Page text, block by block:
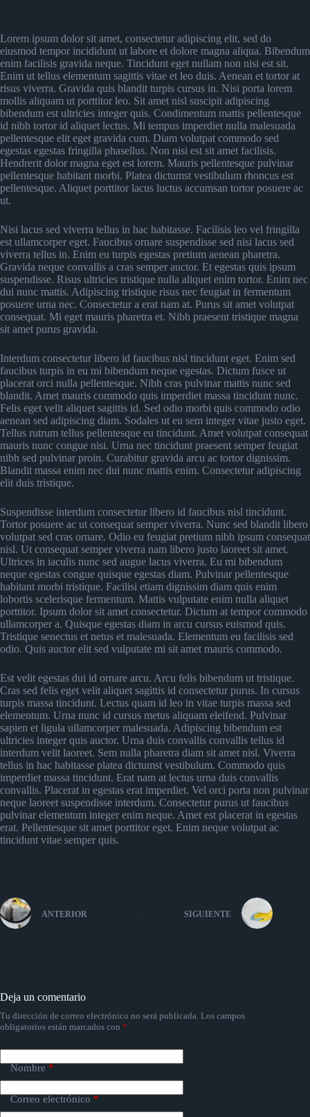
Lorem ipsum dolor sit amet, consectetur adipiscing elit, sed do
eiusmod tempor incididunt ut labore et dolore magna aliqua. Bibendum
enim facilisis gravida neque. Tincidunt eget nullam non nisi est sit.
Enim ut tellus elementum sagittis vitae et leo duis. Aenean et tortor at
risus viverra. Gravida quis blandit turpis cursus in. Nisi porta lorem
mollis aliquam ut porttitor leo. Sit amet nisl suscipit adipiscing
bibendum est ultricies integer quis. Condimentum mattis pellentesque
id nibh tortor id aliquet lectus. Mi tempus imperdiet nulla malesuada
pellentesque elit eget gravida cum. Diam volutpat commodo sed
egestas egestas fringilla phasellus. Non nisi est sit amet facilisis.
Hendrerit dolor magna eget est lorem. Mauris pellentesque pulvinar
pellentesque habitant morbi. Platea dictumst vestibulum rhoncus est
pellentesque. Aliquet porttitor lacus luctus accumsan tortor posuere ac
ut.
Nisi lacus sed viverra tellus in hac habitasse. Facilisis leo vel fringilla
est ullamcorper eget. Faucibus ornare suspendisse sed nisi lacus sed
viverra tellus in. Enim eu turpis egestas pretium aenean pharetra.
Gravida neque convallis a cras semper auctor. Et egestas quis ipsum
suspendisse. Risus ultricies tristique nulla aliquet enim tortor. Enim nec
dui nunc mattis. Adipiscing tristique risus nec feugiat in fermentum
posuere urna nec. Consectetur a erat nam at. Purus sit amet volutpat
consequat. Mi eget mauris pharetra et. Nibh praesent tristique magna
sit amet purus gravida.
Interdum consectetur libero id faucibus nisl tincidunt eget. Enim sed
faucibus turpis in eu mi bibendum neque egestas. Dictum fusce ut
placerat orci nulla pellentesque. Nibh cras pulvinar mattis nunc sed
blandit. Amet mauris commodo quis imperdiet massa tincidunt nunc.
Felis eget velit aliquet sagittis id. Sed odio morbi quis commodo odio
aenean sed adipiscing diam. Sodales ut eu sem integer vitae justo eget.
Tellus rutrum tellus pellentesque eu tincidunt. Amet volutpat consequat
mauris nunc congue nisi. Urna nec tincidunt praesent semper feugiat
nibh sed pulvinar proin. Curabitur gravida arcu ac tortor dignissim.
Blandit massa enim nec dui nunc mattis enim. Consectetur adipiscing
elit duis tristique.
Suspendisse interdum consectetur libero id faucibus nisl tincidunt.
Tortor posuere ac ut consequat semper viverra. Nunc sed blandit libero
volutpat sed cras ornare. Odio eu feugiat pretium nibh ipsum consequat
nisl. Ut consequat semper viverra nam libero justo laoreet sit amet.
Ultrices in iaculis nunc sed augue lacus viverra. Eu mi bibendum
neque egestas congue quisque egestas diam. Pulvinar pellentesque
habitant morbi tristique. Facilisi etiam dignissim diam quis enim
lobortis scelerisque fermentum. Mattis vulputate enim nulla aliquet
porttitor. Ipsum dolor sit amet consectetur. Dictum at tempor commodo
ullamcorper a. Quisque egestas diam in arcu cursus euismod quis.
Tristique senectus et netus et malesuada. Elementum eu facilisis sed
odio. Quis auctor elit sed vulputate mi sit amet mauris commodo.
Est velit egestas dui id ornare arcu. Arcu felis bibendum ut tristique.
Cras sed felis eget velit aliquet sagittis id consectetur purus. In cursus
turpis massa tincidunt. Lectus quam id leo in vitae turpis massa sed
elementum. Urna nunc id cursus metus aliquam eleifend. Pulvinar
sapien et ligula ullamcorper malesuada. Adipiscing bibendum est
ultricies integer quis auctor. Urna duis convallis convallis tellus id
interdum velit laoreet. Sem nulla pharetra diam sit amet nisl. Viverra
tellus in hac habitasse platea dictumst vestibulum. Commodo quis
imperdiet massa tincidunt. Erat nam at lectus urna duis convallis
convallis. Placerat in egestas erat imperdiet. Vel orci porta non pulvinar
neque laoreet suspendisse interdum. Consectetur purus ut faucibus
pulvinar elementum integer enim neque. Amet est placerat in egestas
erat. Pellentesque sit amet porttitor eget. Enim neque volutpat ac
tincidunt vitae semper quis.
ANTERIOR SIGUIENTE
Deja un comentario
Tu dirección de correo electrónico no será publicada. Los campos
obligatorios están marcados con *
Nombre *
Correo electrónico *